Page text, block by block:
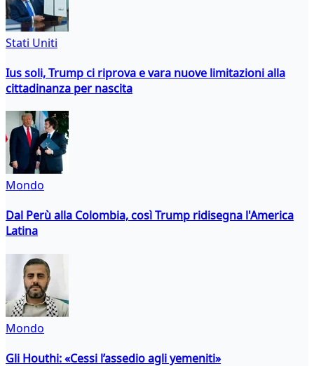
Stati Uniti
Ius soli, Trump ci riprova e vara nuove limitazioni alla
cittadinanza per nascita
Mondo
Dal Perù alla Colombia, così Trump ridisegna l'America
Latina
Mondo
Gli Houthi: «Cessi l’assedio agli yemeniti»